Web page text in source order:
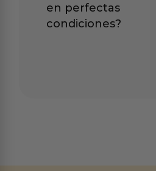
en perfectas
condiciones?